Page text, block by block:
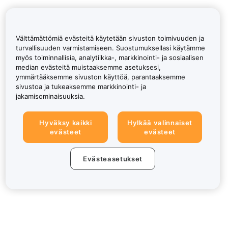
Välttämättömiä evästeitä käytetään sivuston toimivuuden ja
turvallisuuden varmistamiseen. Suostumuksellasi käytämme
myös toiminnallisia, analytiikka-, markkinointi- ja sosiaalisen
median evästeitä muistaaksemme asetuksesi,
ymmärtääksemme sivuston käyttöä, parantaaksemme
sivustoa ja tukeaksemme markkinointi- ja
jakamisominaisuuksia.
Hyväksy kaikki
evästeet
Hylkää valinnaiset
evästeet
Evästeasetukset